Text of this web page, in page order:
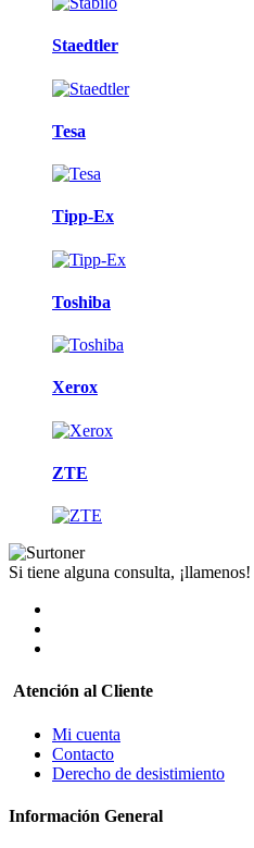
Staedtler
Tesa
Tipp-Ex
Toshiba
Xerox
ZTE
Si tiene alguna consulta, ¡llamenos!
Atención al Cliente
Mi cuenta
Contacto
Derecho de desistimiento
Información General